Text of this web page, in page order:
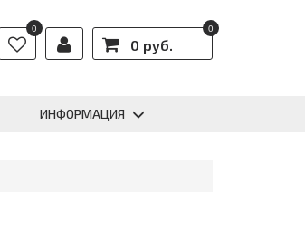
0
0 руб.
0
ИНФОРМАЦИЯ